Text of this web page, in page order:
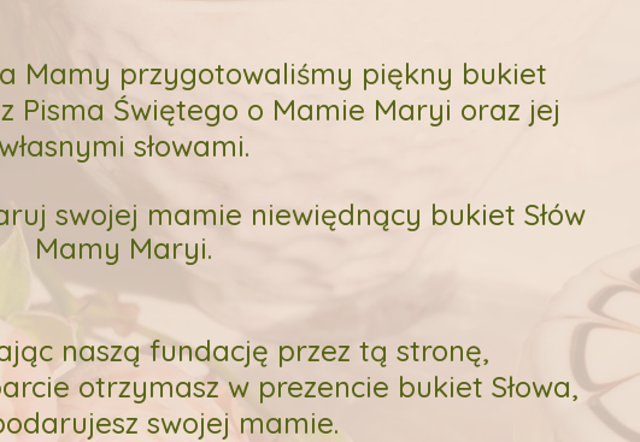
Mamy przygotowaliśmy piękny bukiet
Pisma Świętego o Mamie Maryi oraz jej
własnymi słowami.
swojej mamie niewiędnący bukiet Słów
Mamy Maryi.
naszą fundację przez tą stronę,
otrzymasz w prezencie bukiet Słowa,
swojej mamie.